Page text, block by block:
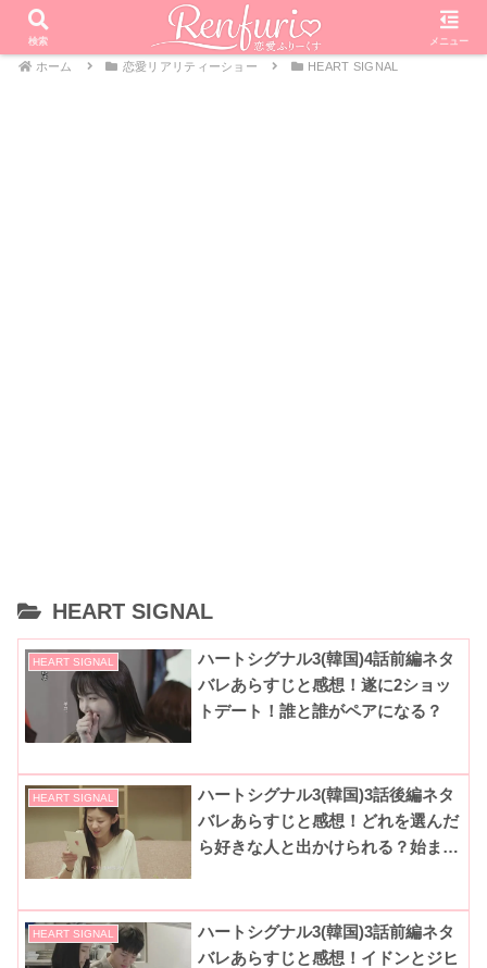
ホーム 恋愛リアリティーショー HEART SIGNAL
HEART SIGNAL
HEART SIGNAL
ハートシグナル3(韓国)4話前編ネタ
バレあらすじと感想！遂に2ショッ
トデート！誰と誰がペアになる？
HEART SIGNAL
ハートシグナル3(韓国)3話後編ネタ
バレあらすじと感想！どれを選んだ
ら好きな人と出かけられる？始まる
HEART SIGNAL
ハートシグナル3(韓国)3話前編ネタ
バレあらすじと感想！イドンとジヒ
検索 メニュー